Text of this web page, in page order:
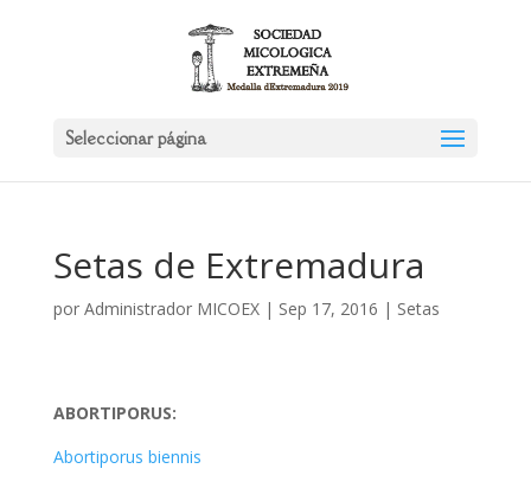
Seleccionar página
Setas de Extremadura
por Administrador MICOEX| Sep 17, 2016 | Setas
ABORTIPORUS:
Abortiporus biennis